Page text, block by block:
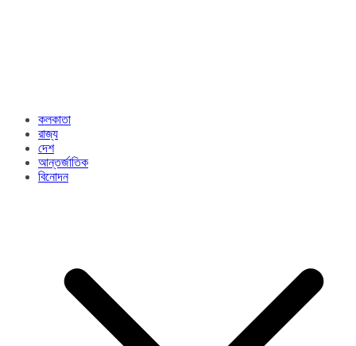
কলকাতা
রাজ্য​
দেশ
আন্তর্জাতিক
বিনোদন